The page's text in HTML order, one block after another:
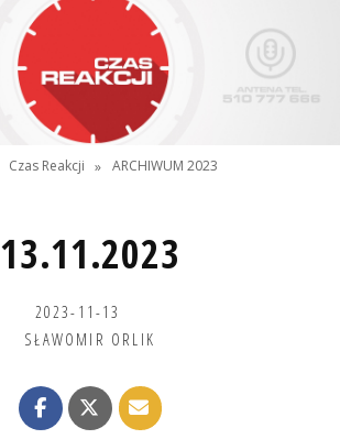
Czas Reakcji » ARCHIWUM 2023
13.11.2023
2023-11-13
SŁAWOMIR ORLIK